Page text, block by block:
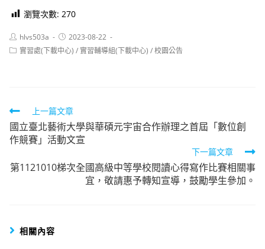
瀏覽次數: 270
Post
author:
hlvs503a
Post
published:
2023-08-22
Post實習處(下載中心) / 實習輔導組(下載中心) /校園公告
Read
more
articles
上一篇文章
國立臺北藝術大學與華碩元宇宙合作辦理之首屆「數位創
作競賽」活動文宣
下一篇文章
第1121010梯次全國高級中等學校閱讀心得寫作比賽相關事
宜，敬請惠予轉知宣導，鼓勵學生參加。
相關內容